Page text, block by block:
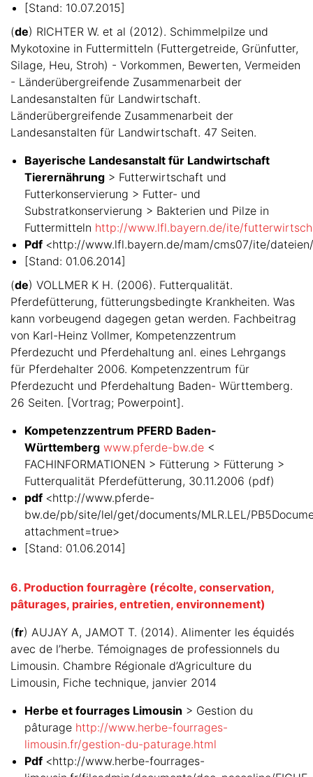
[Stand: 10.07.2015]
(de) RICHTER W. et al (2012). Schimmelpilze und
Mykotoxine in Futtermitteln (Futtergetreide, Grünfutter,
Silage, Heu, Stroh) - Vorkommen, Bewerten, Vermeiden
- Länderübergreifende Zusammenarbeit der
Landesanstalten für Landwirtschaft.
Länderübergreifende Zusammenarbeit der
Landesanstalten für Landwirtschaft. 47 Seiten.
Bayerische Landesanstalt für Landwirtschaft
Tierernährung > Futterwirtschaft und
Futterkonservierung > Futter- und
Substratkonservierung > Bakterien und Pilze in
Futtermitteln http://www.lfl.bayern.de/ite/
Pdf <http://www.lfl.bayern.de/mam/cms07/ite/
[Stand: 01.06.2014]
(de) VOLLMER K H. (2006). Futterqualität.
Pferdefütterung, fütterungsbedingte Krankheiten. Was
kann vorbeugend dagegen getan werden. Fachbeitrag
von Karl-Heinz Vollmer, Kompetenzzentrum
Pferdezucht und Pferdehaltung anl. eines Lehrgangs
für Pferdehalter 2006. Kompetenzzentrum für
Pferdezucht und Pferdehaltung Baden- Württemberg.
26 Seiten. [Vortrag; Powerpoint].
Kompetenzzentrum PFERD Baden-
Württemberg www.pferde-bw.de <
FACHINFORMATIONEN > Fütterung > Fütterung >
Futterqualität Pferdefütterung, 30.11.2006 (pdf)
pdf <http://www.pferde-
bw.de/pb/site/lel/get/documents/MLR.LEL/
attachment=true>
[Stand: 01.06.2014]
6. Production fourragère (récolte, conservation,
pâturages, prairies, entretien, environnement)
(fr) AUJAY A, JAMOT T. (2014). Alimenter les équidés
avec de l’herbe. Témoignages de professionnels du
Limousin. Chambre Régionale d’Agriculture du
Limousin, Fiche technique, janvier 2014
Herbe et fourrages Limousin > Gestion du
pâturage http://www.herbe-fourrages-
limousin.fr/gestion-du-paturage.html
Pdf <http://www.herbe-fourrages-